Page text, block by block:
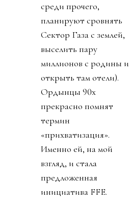
среди прочего,
планируют сровнять
Сектор Газа с землей,
выселить пару
миллионов с родины и
открыть там отели).
Ордынцы 90х
прекрасно помнят
термин
«прихватизация».
Именно ей, на мой
взгляд, и стала
предложенная
инициатива FFE.